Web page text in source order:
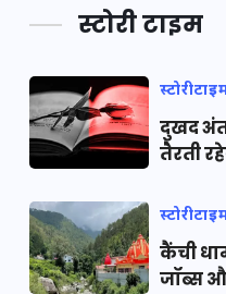
स्टोरी टाइम
दुखद
तैरती
कैंची
जॉब्स